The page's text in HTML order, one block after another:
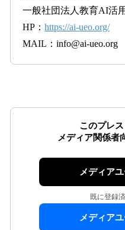
一般社団法人教育AI活
HP： https://ai-ueo.org/
MAIL：info@ai-ueo.org
このプレス
メディア関係者
メディア
既に登録
メディア